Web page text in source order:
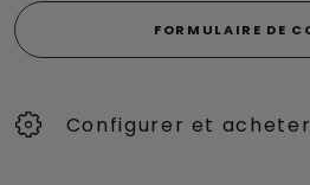
FORMULAIRE DE
Configurer et acheter